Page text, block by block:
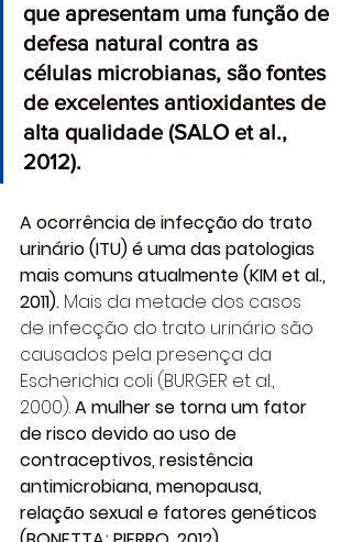
que apresentam uma função de
defesa natural contra as
células microbianas, são fontes
de excelentes antioxidantes de
alta qualidade (SALO et al.,
2012).
A ocorrência de infecção do trato
urinário (ITU) é uma das patologias
mais comuns atualmente (KIM et al.,
2011). Mais da metade dos casos
de infecção do trato urinário são
causados pela presença da
Escherichia coli (BURGER et al.,
2000). A mulher se torna um fator
de risco devido ao uso de
contraceptivos, resistência
antimicrobiana, menopausa,
relação sexual e fatores genéticos